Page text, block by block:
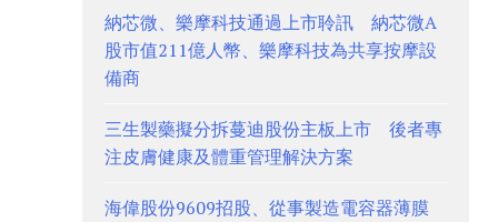
納芯微、樂摩科技通過上市聆訊 納芯微A
股市值211億人幣、樂摩科技為共享按摩設
備商
三生製藥擬分拆蔓迪股份主板上市 後者專
注皮膚健康及體重管理解決方案
海偉股份9609招股、從事製造電容器薄膜